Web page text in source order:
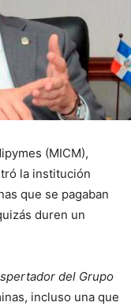
(MICM),
la institución
que se pagaban
duren un
del Grupo
incluso una que